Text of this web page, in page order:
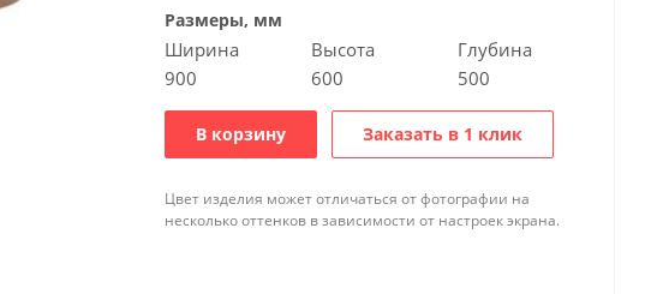
Размеры, мм
Ширина
900
Высота
600
Глубина
500
В корзину Заказать в 1 клик
Цвет изделия может отличаться от фотографии на
несколько оттенков в зависимости от настроек экрана.